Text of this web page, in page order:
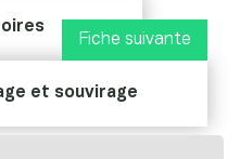
Fiche suivante
et souvirage